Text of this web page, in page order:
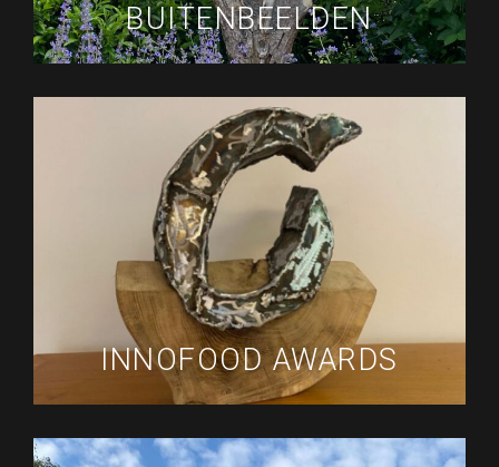
BUITENBEELDEN
INNOFOOD AWARDS